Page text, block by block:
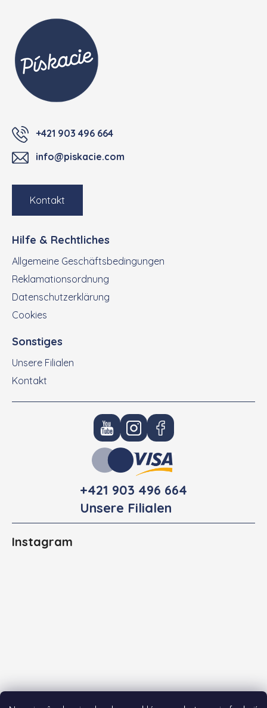
+421 903 496 664
info@piskacie.com
Kontakt
Hilfe & Rechtliches
Allgemeine Geschäftsbedingungen
Reklamationsordnung
Datenschutzerklärung
Cookies
Sonstiges
Unsere Filialen
Kontakt
+421 903 496 664
Unsere Filialen
Instagram